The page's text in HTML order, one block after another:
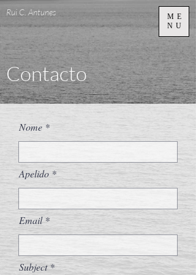
ME
NU
Rui C. Antunes
Contacto
Nome
Apelido
Email
Subject *